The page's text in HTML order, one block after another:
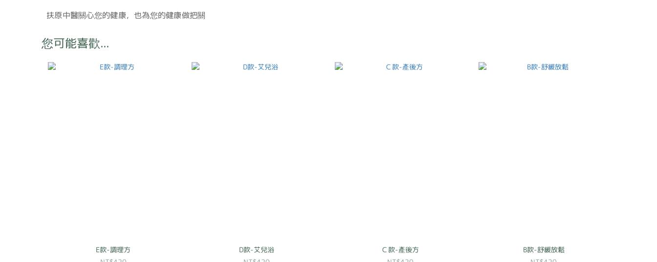
扶原中醫關心您的健康，也為您的健康做把關
您可能喜歡...
E款-調理方
D款-艾兒浴
Ｃ款-產後方
B款-舒緩放鬆